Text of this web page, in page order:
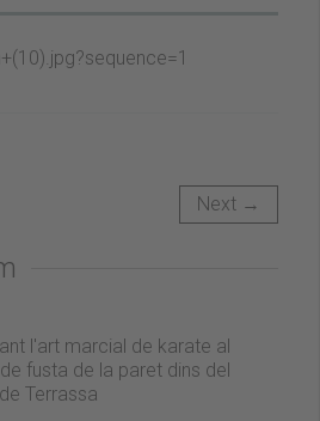
Next →
l'art marcial de karate al
fusta de la paret dins del
Terrassa